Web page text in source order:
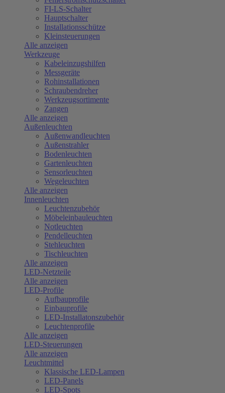
FI-LS-Schalter
Hauptschalter
Installationsschütze
Kleinsteuerungen
Alle anzeigen
Werkzeuge
Kabeleinzugshilfen
Messgeräte
Rohinstallationen
Schraubendreher
Werkzeugsortimente
Zangen
Alle anzeigen
Außenleuchten
Außenwandleuchten
Außenstrahler
Bodenleuchten
Gartenleuchten
Sensorleuchten
Wegeleuchten
Alle anzeigen
Innenleuchten
Leuchtenzubehör
Möbeleinbauleuchten
Notleuchten
Pendelleuchten
Stehleuchten
Tischleuchten
Alle anzeigen
LED-Netzteile
Alle anzeigen
LED-Profile
Aufbauprofile
Einbauprofile
LED-Installatonszubehör
Leuchtenprofile
Alle anzeigen
LED-Steuerungen
Alle anzeigen
Leuchtmittel
Klassische LED-Lampen
LED-Panels
LED-Spots